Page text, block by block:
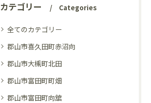
カテゴリー Categories
全てのカテゴリー
郡山市喜久田町赤沼向
郡山市大槻町北田
郡山市富田町町畑
郡山市富田町向舘